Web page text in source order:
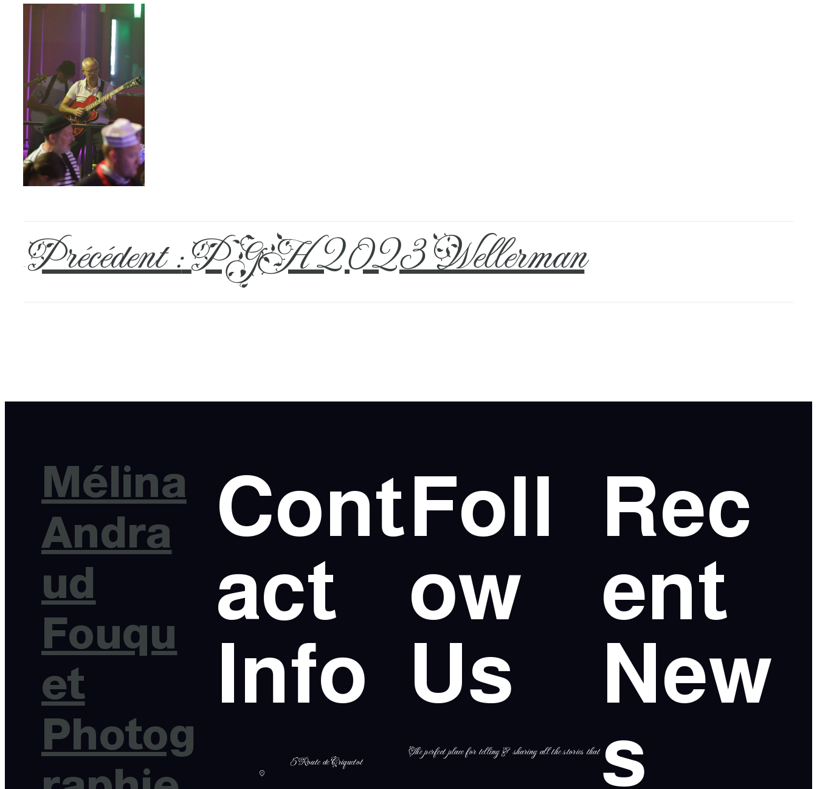
← Précédent :PGH 2023 Wellerman
Mélina
Andra
ud
Fouqu
et
Photog
Cont
act
Info
5 Route de Criquetot
Foll
ow
Us
The perfect place for telling & sharing all the stories that
Rec
ent
New
s